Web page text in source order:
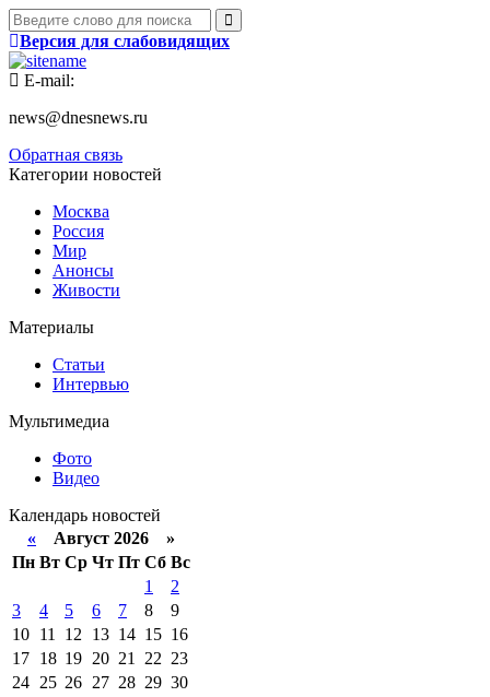
Версия для слабовидящих
E-mail:
news@dnesnews.ru
Обратная связь
Категории новостей
Москва
Россия
Мир
Анонсы
Живости
Материалы
Статьи
Интервью
Мультимедиа
Фото
Видео
Календарь новостей
« Август 2026 »
Пн Вт Ср Чт Пт Сб Вс
1
2
3
4 5 6 7 8
9
10 11 12 13 14 15 16
17 18 19 20 21 22 23
24 25 26 27 28 29 30